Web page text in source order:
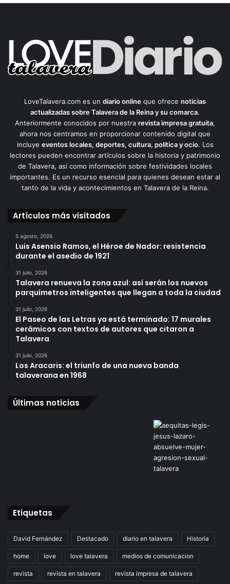
LoveTalavera.com es un diario online que ofrece noticias
actualizadas sobre Talavera de la Reina y su comarca.
Anteriormente conocidos por nuestra revista impresa gratuita,
ahora nos centramos en proporcionar contenido digital que
incluye eventos locales, deportes, cultura, política y ocio. Los
lectores pueden encontrar artículos sobre la historia y patrimonio
de Talavera, así como información sobre festividades locales
importantes. Es un recurso esencial para quienes desean estar al
tanto de la vida y acontecimientos en Talavera de la Reina.
Artículos más visitados
5 agosto, 2026
Luis Asensio Ramos, el Héroe de Nador: resistencia
durante el asedio de 1921
31 julio, 2026
Talavera renueva la zona azul: así serán los nuevos
parquímetros inteligentes que llegan a toda la ciudad
31 julio, 2026
El Paseo de las Letras ya está terminado: 17 murales
cerámicos con textos de autores que citaron a
Talavera
31 julio, 2026
Los Aracaris: el triunfo de una nueva banda
talaverana en 1968
Últimas noticias
Etiquetas
David Fernández Destacado diario en talavera Historia
home love love talavera medios de comunicacion
revista revista en talavera revista impresa de talavera